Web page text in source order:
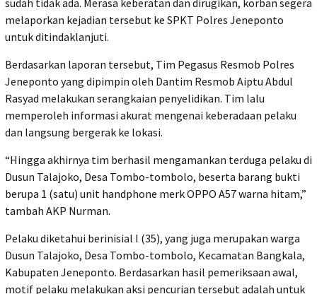
melaporkan kejadian tersebut ke SPKT Polres Jeneponto
untuk ditindaklanjuti.
Berdasarkan laporan tersebut, Tim Pegasus Resmob Polres
Jeneponto yang dipimpin oleh Dantim Resmob Aiptu Abdul
Rasyad melakukan serangkaian penyelidikan. Tim lalu
memperoleh informasi akurat mengenai keberadaan pelaku
dan langsung bergerak ke lokasi.
“Hingga akhirnya tim berhasil mengamankan terduga pelaku di
Dusun Talajoko, Desa Tombo-tombolo, beserta barang bukti
berupa 1 (satu) unit handphone merk OPPO A57 warna hitam,”
tambah AKP Nurman.
Pelaku diketahui berinisial I (35), yang juga merupakan warga
Dusun Talajoko, Desa Tombo-tombolo, Kecamatan Bangkala,
Kabupaten Jeneponto. Berdasarkan hasil pemeriksaan awal,
motif pelaku melakukan aksi pencurian tersebut adalah untuk